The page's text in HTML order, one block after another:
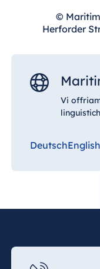
©
Herforder
Vi
DeutschEnglish